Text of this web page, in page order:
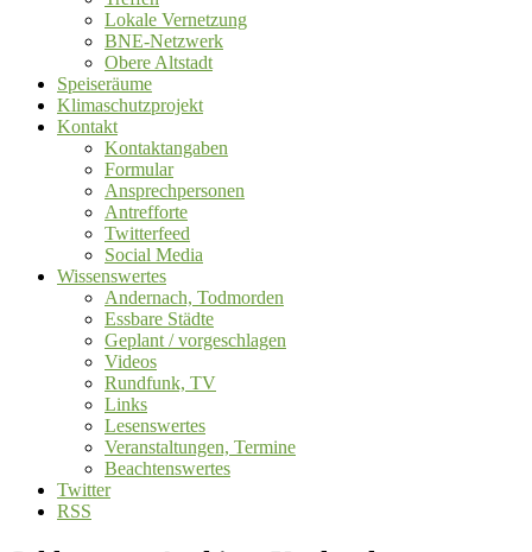
Lokale Vernetzung
BNE-Netzwerk
Obere Altstadt
Speiseräume
Klimaschutzprojekt
Kontakt
Kontaktangaben
Formular
Ansprechpersonen
Antrefforte
Twitterfeed
Social Media
Wissenswertes
Andernach, Todmorden
Essbare Städte
Geplant / vorgeschlagen
Videos
Rundfunk, TV
Links
Lesenswertes
Veranstaltungen, Termine
Beachtenswertes
Twitter
RSS